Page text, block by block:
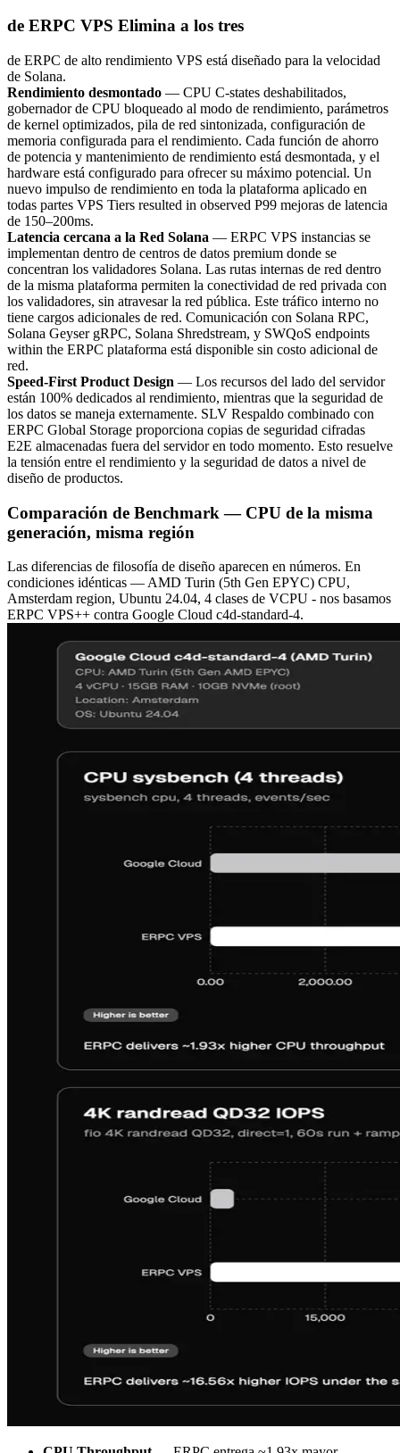
de ERPC VPS Elimina a los tres
de ERPC de alto rendimiento VPS está diseñado para la velocidad
de Solana.
Rendimiento desmontado — CPU C-states deshabilitados,
gobernador de CPU bloqueado al modo de rendimiento, parámetros
de kernel optimizados, pila de red sintonizada, configuración de
memoria configurada para el rendimiento. Cada función de ahorro
de potencia y mantenimiento de rendimiento está desmontada, y el
hardware está configurado para ofrecer su máximo potencial. Un
nuevo impulso de rendimiento en toda la plataforma aplicado en
todas partes VPS Tiers resulted in observed P99 mejoras de latencia
de 150–200ms.
Latencia cercana a la Red Solana — ERPC VPS instancias se
implementan dentro de centros de datos premium donde se
concentran los validadores Solana. Las rutas internas de red dentro
de la misma plataforma permiten la conectividad de red privada con
los validadores, sin atravesar la red pública. Este tráfico interno no
tiene cargos adicionales de red. Comunicación con Solana RPC,
Solana Geyser gRPC, Solana Shredstream, y SWQoS endpoints
within the ERPC plataforma está disponible sin costo adicional de
red.
Speed-First Product Design — Los recursos del lado del servidor
están 100% dedicados al rendimiento, mientras que la seguridad de
los datos se maneja externamente. SLV Respaldo combinado con
ERPC Global Storage proporciona copias de seguridad cifradas
E2E almacenadas fuera del servidor en todo momento. Esto resuelve
la tensión entre el rendimiento y la seguridad de datos a nivel de
diseño de productos.
Comparación de Benchmark — CPU de la misma
generación, misma región
Las diferencias de filosofía de diseño aparecen en números. En
condiciones idénticas — AMD Turin (5th Gen EPYC) CPU,
Amsterdam region, Ubuntu 24.04, 4 clases de VCPU - nos basamos
ERPC VPS++ contra Google Cloud c4d-standard-4.